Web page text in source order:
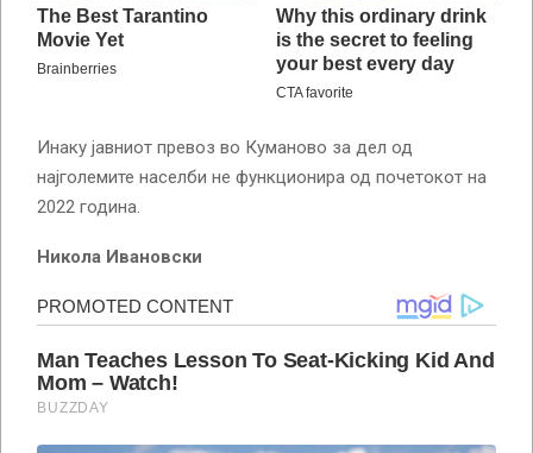
Инаку јавниот превоз во Куманово за дел од
најголемите населби не функционира од почетокот на
2022 година.
Никола Ивановски